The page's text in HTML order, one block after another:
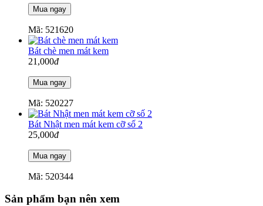
Mã: 521620
Bát chè men mát kem
21,000đ
Mã: 520227
Bát Nhật men mát kem cỡ số 2
25,000đ
Mã: 520344
Sản phẩm bạn nên xem